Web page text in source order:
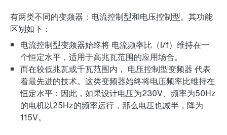
有两类不同的变频器：电流控制型和电压控制型。其功能
区别如下：
电流控制型变频器始终将 电流频率比（I/f）维持在一
个恒定水平，适用于高兆瓦范围的应用场合。
而在较低兆瓦或千瓦范围内， 电压控制型变频器 代表
着最先进的技术。这类变频器始终将电压频率比维持在
恒定水平：因此，如果设计电压为230V、频率为50Hz
的电机以25Hz的频率运行，那么电压也减半，降为
115V。